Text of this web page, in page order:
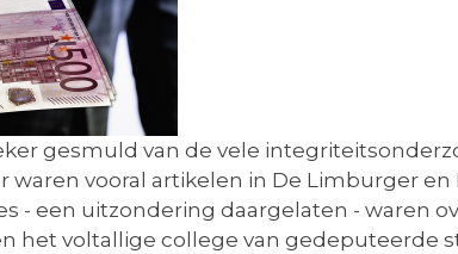
gesmuld van de vele
waren vooral artikelen in De Limburger
- een uitzondering daargelaten - waren
het voltallige college van gedeputeerde